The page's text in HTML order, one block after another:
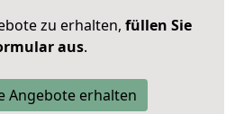
zu erhalten, füllen Sie
aus.
Angebote erhalten